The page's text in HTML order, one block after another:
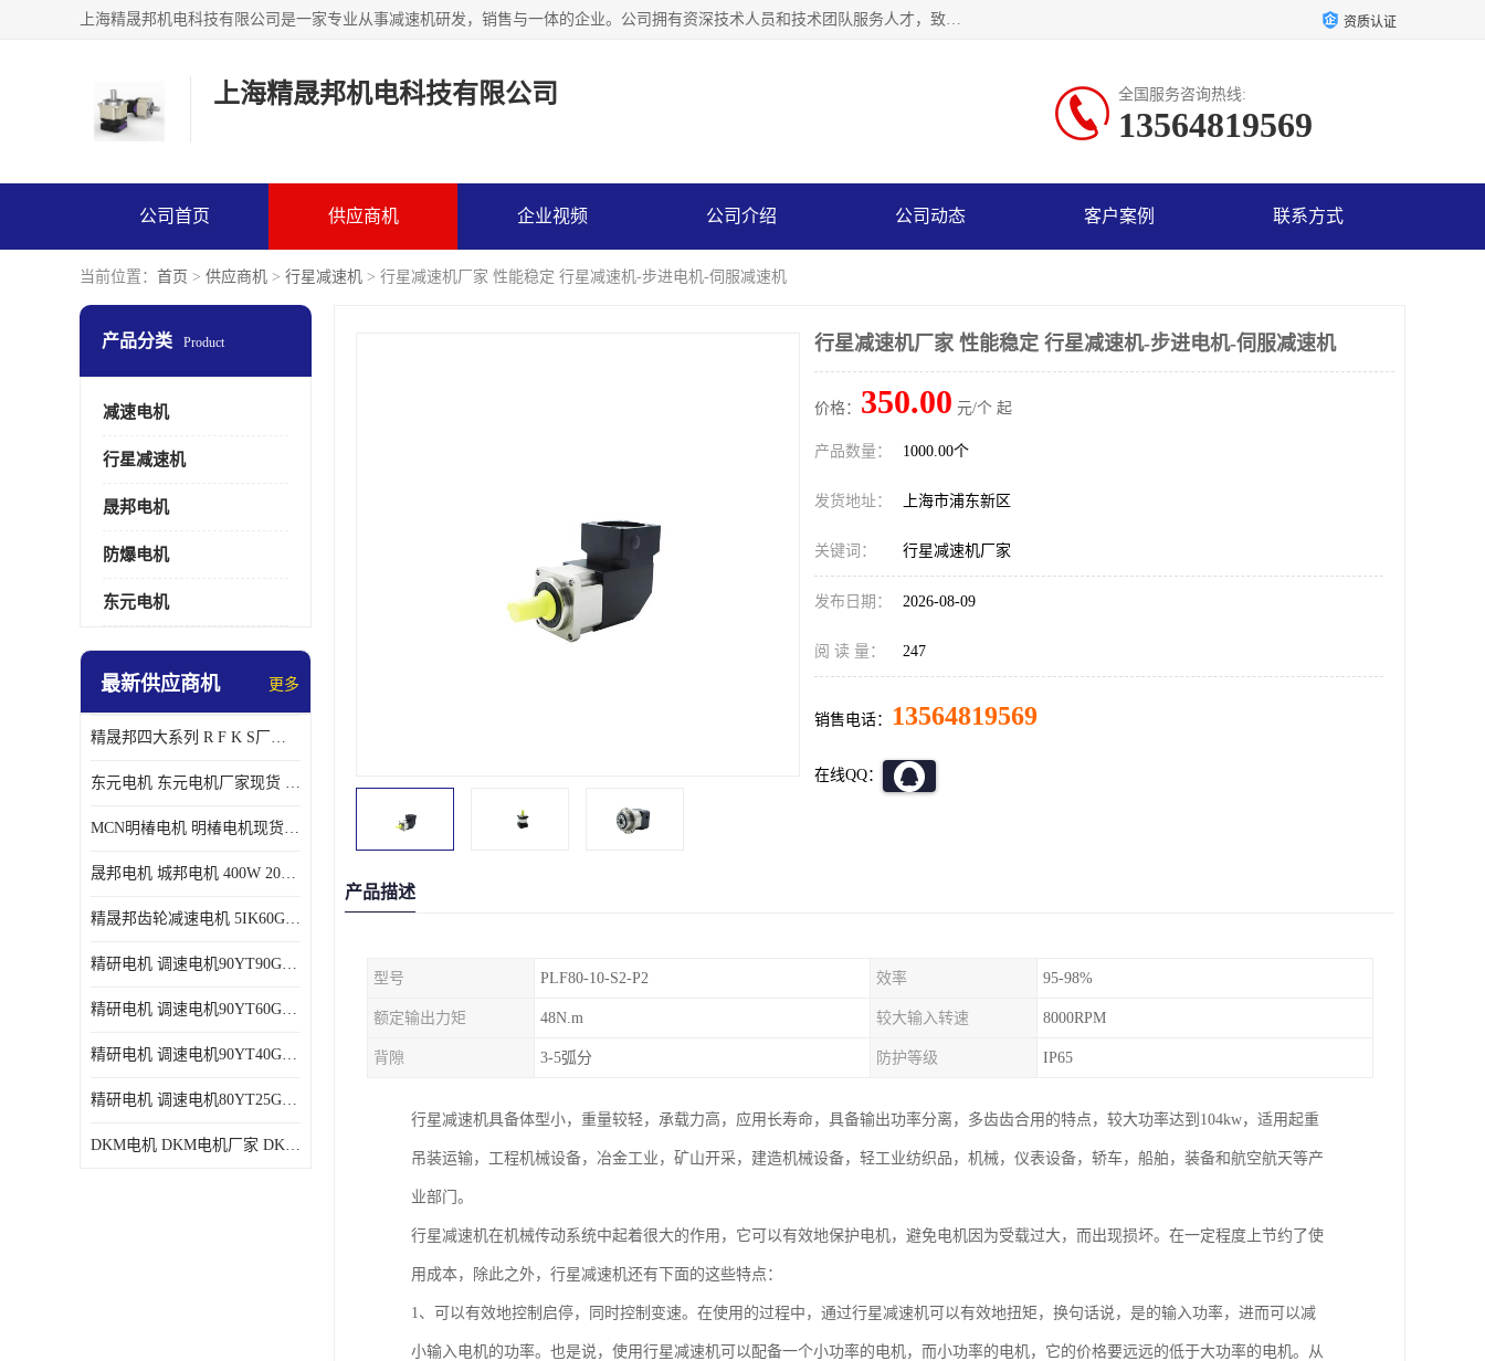
上海精晟邦机电科技有限公司是一家专业从事减速机研发，销售与一体的企业。公司拥有资深技术人员和技术团队服务人才，致力于为广大客户提供专业，细致的产品服务。主营产品有：中型减速电机，微型调速电机，精密行星减速机，蜗轮蜗杆减速机，RFKS四大系列减速机，SKM双曲面齿轮减速机，齿轮减速电机，行星减速机，防爆电机，变频器等系列；产品广泛用于汽车，船舶，能源，环保，包装，物流等领域，欢迎咨询。 资质认证
上海精晟邦机电科技有限公司 全国服务咨询热线:
13564819569
公司首页 供应商机 企业视频 公司介绍 公司动态 客户案例 联系方式
当前位置： 首页 > 供应商机 > 行星减速机 > 行星减速机厂家 性能稳定 行星减速机-步进电机-伺服减速机
产品分类 Product
减速电机
行星减速机
晟邦电机
防爆电机
东元电机
最新供应商机 更多
精晟邦四大系列 R F K S厂家现货 批发价格
东元电机 东元电机厂家现货 东元电机批发价格
MCN明椿电机 明椿电机现货 明椿电机批发价格
晟邦电机 城邦电机 400W 200W 库电机 德大库 臂电机
精晟邦齿轮减速电机 5IK60GU-CF/5IK60RGU-CF调速电机厂家现货批发价格
精研电机 调速电机90YT90GV22厂家现货批发价格
精研电机 调速电机90YT60GV22厂家现货批发价格
精研电机 调速电机90YT40GV22厂家现货批发价格
精研电机 调速电机80YT25GV22厂家现货批发价格
DKM电机 DKM电机厂家 DKM减速机现货批发价格
行星减速机厂家 性能稳定 行星减速机-步进电机-伺服减速机
价格： 350.00 元/个 起
产品数量： 1000.00个
发货地址： 上海市浦东新区
关键词： 行星减速机厂家
发布日期： 2026-08-09
阅 读 量： 247
销售电话： 13564819569
在线QQ：
产品描述
型号 PLF80-10-S2-P2 效率 95-98%
额定输出力矩 48N.m 较大输入转速 8000RPM
背隙 3-5弧分 防护等级 IP65
行星减速机具备体型小，重量较轻，承载力高，应用长寿命，具备输出功率分离，多齿齿合用的特点，较大功率达到104kw，适用起重
吊装运输，工程机械设备，冶金工业，矿山开采，建造机械设备，轻工业纺织品，机械，仪表设备，轿车，船舶，装备和航空航天等产
业部门。
行星减速机在机械传动系统中起着很大的作用，它可以有效地保护电机，避免电机因为受载过大，而出现损坏。在一定程度上节约了使
用成本，除此之外，行星减速机还有下面的这些特点：
1、可以有效地控制启停，同时控制变速。在使用的过程中，通过行星减速机可以有效地扭矩，换句话说，是的输入功率，进而可以减
小输入电机的功率。也是说，使用行星减速机可以配备一个小功率的电机，而小功率的电机，它的价格要远远的低于大功率的电机。从